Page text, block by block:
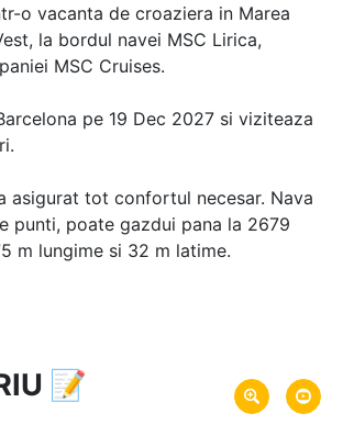
o vacanta de croaziera in Marea
la bordul navei MSC Lirica,
MSC Cruises.
pe 19 Dec 2027 si viziteaza
asigurat tot confortul necesar. Nava
punti, poate gazdui pana la 2679
m lungime si 32 m latime.
croaziera in
de Vest -
📝